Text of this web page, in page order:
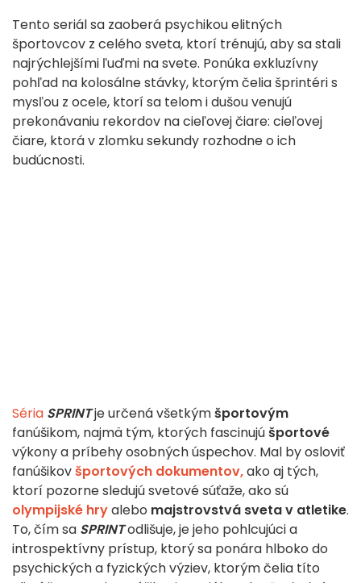
Tento seriál sa zaoberá psychikou elitných
športovcov z celého sveta, ktorí trénujú, aby sa stali
najrýchlejšími ľuďmi na svete. Ponúka exkluzívny
pohľad na kolosálne stávky, ktorým čelia šprintéri s
mysľou z ocele, ktorí sa telom i dušou venujú
prekonávaniu rekordov na cieľovej čiare: cieľovej
čiare, ktorá v zlomku sekundy rozhodne o ich
budúcnosti.
Séria SPRINTje určená všetkýmšportovým
fanúšikom, najmä tým, ktorých fascinujúšportové
výkony a príbehy osobných úspechov. Mal by osloviť
fanúšikovšportových dokumentov,ako aj tých,
ktorí pozorne sledujú svetové súťaže, ako sú
olympijské hryalebo majstrovstvá sveta v atletike.
To, čím sa SPRINTodlišuje, je jeho pohlcujúci a
introspektívny prístup, ktorý sa ponára hlboko do
psychických a fyzických výziev, ktorým čelia títo